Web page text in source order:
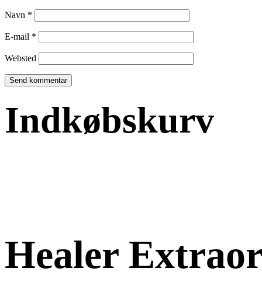
Navn *
E-mail *
Websted
Indkøbskurv
Healer